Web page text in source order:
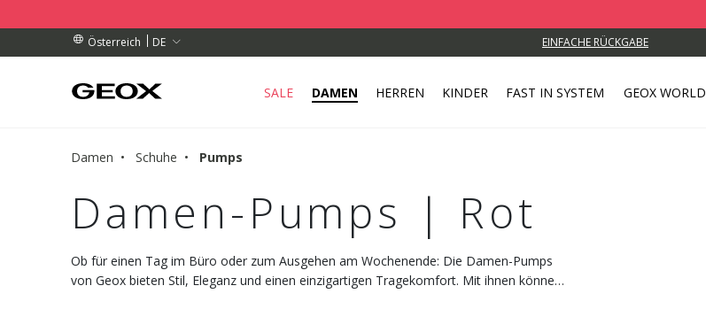
Österreich
DE
ÜBER 99.00 € EINFACHE RÜCKGABE
IN IHRER NÄHE AB.
ÜBER 99.00 €
SALE DAMEN HERREN KINDER FAST IN SYSTEM GEOX WORLD
Damen Schuhe Pumps
Damen-Pumps | Rot
Ob für einen Tag im Büro oder zum Ausgehen am Wochenende: Die Damen-Pumps
von Geox bieten Stil, Eleganz und einen einzigartigen Tragekomfort. Mit ihnen können